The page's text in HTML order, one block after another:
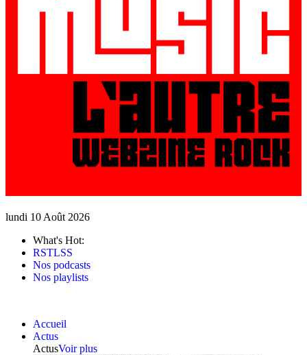
lundi 10 Août 2026
What's Hot:
RSTLSS
Nos podcasts
Nos playlists
Accueil
Actus
ActusVoir plus